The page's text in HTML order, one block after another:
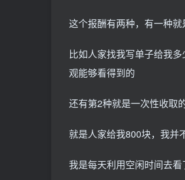
这个报酬有两种，有一种
比如人家找我写单子给我
观能够看得到的
还有第2种就是一次性收取
就是人家给我800块，我并
我是每天利用空闲时间去